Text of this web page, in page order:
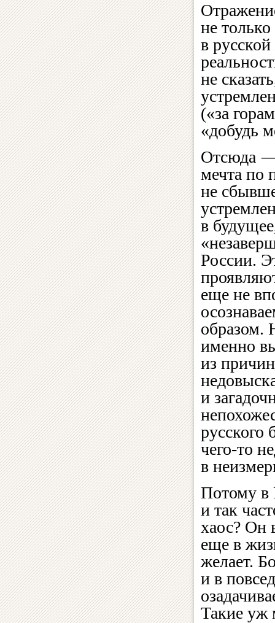
не
в
не
(«за
«добудь
Отсюда —
мечта по
не
в
России.
еще не
образом.
именно
из причин
и
русского
чего‑то
в
Потому в
и так
хаос? Он
еще в
желает.
и в
Такие уж